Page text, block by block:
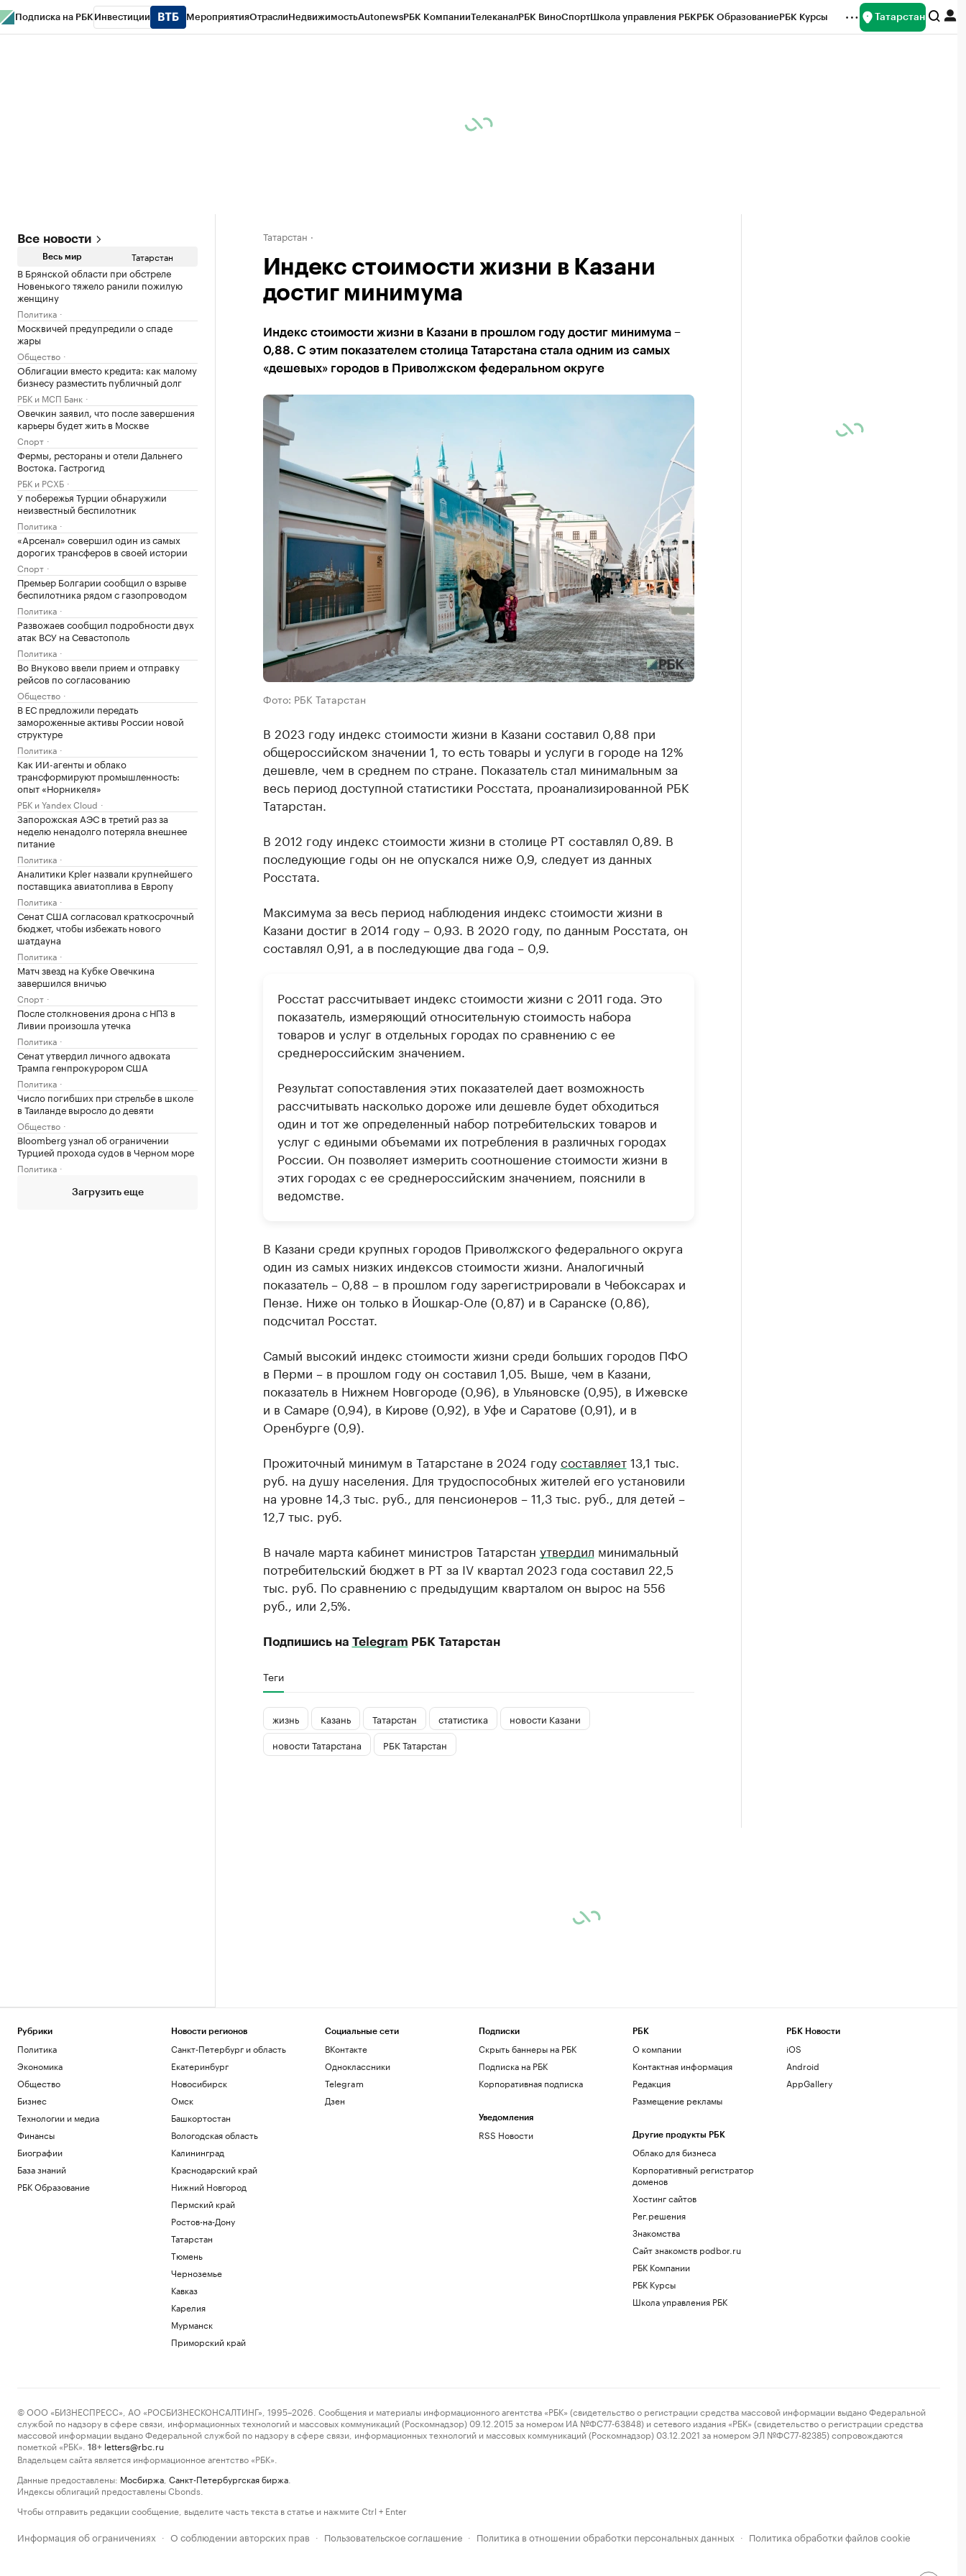
Подписка на РБК Инвестиции МероприятияОтраслиНедвижимостьAutonewsРБК КомпанииТелеканалРБК ВиноСпортШкола управления РБКРБК ОбразованиеРБК Курсы Татарстан
Все новости
Весь мир Татарстан
В Брянской области при обстреле
Новенького тяжело ранили пожилую
женщину
Политика
Москвичей предупредили о спаде
жары
Общество
Облигации вместо кредита: как малому
бизнесу разместить публичный долг
РБК и МСП Банк
Овечкин заявил, что после завершения
карьеры будет жить в Москве
Спорт
Фермы, рестораны и отели Дальнего
Востока. Гастрогид
РБК и РСХБ
У побережья Турции обнаружили
неизвестный беспилотник
Политика
«Арсенал» совершил один из самых
дорогих трансферов в своей истории
Спорт
Премьер Болгарии сообщил о взрыве
беспилотника рядом с газопроводом
Политика
Развожаев сообщил подробности двух
атак ВСУ на Севастополь
Политика
Во Внуково ввели прием и отправку
рейсов по согласованию
Общество
В ЕС предложили передать
замороженные активы России новой
структуре
Политика
Как ИИ-агенты и облако
трансформируют промышленность:
опыт «Норникеля»
РБК и Yandex Cloud
Запорожская АЭС в третий раз за
неделю ненадолго потеряла внешнее
питание
Политика
Аналитики Kpler назвали крупнейшего
поставщика авиатоплива в Европу
Политика
Сенат США согласовал краткосрочный
бюджет, чтобы избежать нового
шатдауна
Политика
Матч звезд на Кубке Овечкина
завершился вничью
Спорт
После столкновения дрона с НПЗ в
Ливии произошла утечка
Политика
Сенат утвердил личного адвоката
Трампа генпрокурором США
Политика
Число погибших при стрельбе в школе
в Таиланде выросло до девяти
Общество
Bloomberg узнал об ограничении
Турцией прохода судов в Черном море
Политика
Загрузить еще
Татарстан
Индекс стоимости жизни в Казани
достиг минимума
Индекс стоимости жизни в Казани в прошлом году достиг минимума –
0,88. С этим показателем столица Татарстана стала одним из самых
«дешевых» городов в Приволжском федеральном округе
Фото: РБК Татарстан
В 2023 году индекс стоимости жизни в Казани составил 0,88 при
общероссийском значении 1, то есть товары и услуги в городе на 12%
дешевле, чем в среднем по стране. Показатель стал минимальным за
весь период доступной статистики Росстата, проанализированной РБК
Татарстан.
В 2012 году индекс стоимости жизни в столице РТ составлял 0,89. В
последующие годы он не опускался ниже 0,9, следует из данных
Росстата.
Максимума за весь период наблюдения индекс стоимости жизни в
Казани достиг в 2014 году – 0,93. В 2020 году, по данным Росстата, он
составлял 0,91, а в последующие два года – 0,9.
Росстат рассчитывает индекс стоимости жизни с 2011 года. Это
показатель, измеряющий относительную стоимость набора
товаров и услуг в отдельных городах по сравнению с ее
среднероссийским значением.
Результат сопоставления этих показателей дает возможность
рассчитывать насколько дороже или дешевле будет обходиться
один и тот же определенный набор потребительских товаров и
услуг с едиными объемами их потребления в различных городах
России. Он позволяет измерить соотношение стоимости жизни в
этих городах с ее среднероссийским значением, пояснили в
ведомстве.
В Казани среди крупных городов Приволжского федерального округа
один из самых низких индексов стоимости жизни. Аналогичный
показатель – 0,88 – в прошлом году зарегистрировали в Чебоксарах и
Пензе. Ниже он только в Йошкар-Оле (0,87) и в Саранске (0,86),
подсчитал Росстат.
Самый высокий индекс стоимости жизни среди больших городов ПФО
в Перми – в прошлом году он составил 1,05. Выше, чем в Казани,
показатель в Нижнем Новгороде (0,96), в Ульяновске (0,95), в Ижевске
и в Самаре (0,94), в Кирове (0,92), в Уфе и Саратове (0,91), и в
Оренбурге (0,9).
Прожиточный минимум в Татарстане в 2024 годусоставляет13,1 тыс.
руб. на душу населения. Для трудоспособных жителей его установили
на уровне 14,3 тыс. руб., для пенсионеров – 11,3 тыс. руб., для детей –
12,7 тыс. руб.
В начале марта кабинет министров Татарстан утвердил минимальный
потребительский бюджет в РТ за IV квартал 2023 года составил 22,5
тыс. руб. По сравнению с предыдущим кварталом он вырос на 556
руб., или 2,5%.
Подпишись на Telegram РБК Татарстан
Теги
жизнь Казань Татарстан статистика
новости Казани
новости Татарстана
РБК Татарстан
Рубрики
Политика
Экономика
Общество
Бизнес
Технологии и медиа
Финансы
Биографии
База знаний
РБК Образование
Новости регионов
Санкт-Петербург и область
Екатеринбург
Новосибирск
Омск
Башкортостан
Вологодская область
Калининград
Краснодарский край
Нижний Новгород
Пермский край
Ростов-на-Дону
Татарстан
Тюмень
Черноземье
Кавказ
Карелия
Мурманск
Приморский край
Социальные сети
ВКонтакте
Одноклассники
Telegram
Дзен
Подписки
Скрыть баннеры на РБК
Подписка на РБК
Корпоративная подписка
Уведомления
RSS Новости
РБК
О компании
Контактная информация
Редакция
Размещение рекламы
Другие продукты РБК
Облако для бизнеса
Корпоративный регистратор
доменов
Хостинг сайтов
Рег.решения
Знакомства
Сайт знакомств podbor.ru
РБК Компании
РБК Курсы
Школа управления РБК
РБК Новости
iOS
Android
AppGallery
© ООО «БИЗНЕСПРЕСС», АО «РОСБИЗНЕСКОНСАЛТИНГ», 1995–2026. Сообщения и материалы информационного агентства «РБК» (свидетельство о регистрации средства массовой информации выдано Федеральной
службой по надзору в сфере связи, информационных технологий и массовых коммуникаций (Роскомнадзор) 09.12.2015 за номером ИА №ФС77-63848) и сетевого издания «РБК» (свидетельство о регистрации средства
массовой информации выдано Федеральной службой по надзору в сфере связи, информационных технологий и массовых коммуникаций (Роскомнадзор) 03.12.2021 за номером ЭЛ №ФС77-82385) сопровождаются
пометкой «РБК».
18+ letters@rbc.ru
Владельцем сайта является информационное агентство «РБК».
Данные предоставлены: Мосбиржа Санкт-Петербургская биржа
Индексы облигаций предоставлены Cbonds.
Чтобы отправить редакции сообщение, выделите часть текста в статье и нажмите Ctrl + Enter
Информация об ограничениях · О соблюдении авторских прав · Пользовательское соглашение · Политика в отношении обработки персональных данных · Политика обработки файлов cookie